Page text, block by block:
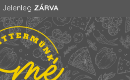
Jelenleg ZÁRVA